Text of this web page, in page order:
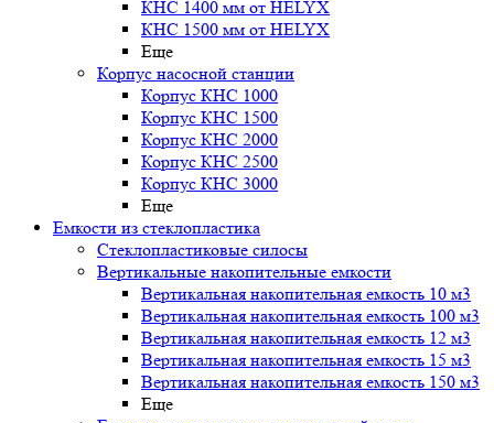
КНС 1400 мм от HELYX
КНС 1500 мм от HELYX
Еще
Корпус насосной станции
Корпус КНС 1000
Корпус КНС 1500
Корпус КНС 2000
Корпус КНС 2500
Корпус КНС 3000
Еще
Емкости из стеклопластика
Стеклопластиковые силосы
Вертикальные накопительные емкости
Вертикальная накопительная емкость 10 м3
Вертикальная накопительная емкость 100 м3
Вертикальная накопительная емкость 12 м3
Вертикальная накопительная емкость 15 м3
Вертикальная накопительная емкость 150 м3
Еще